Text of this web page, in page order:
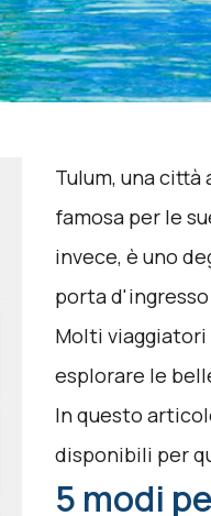
Tulum, una
famosa per le
invece, è uno
porta
Molti viaggiatori
esplorare le
In questo
disponibili per
5 modi